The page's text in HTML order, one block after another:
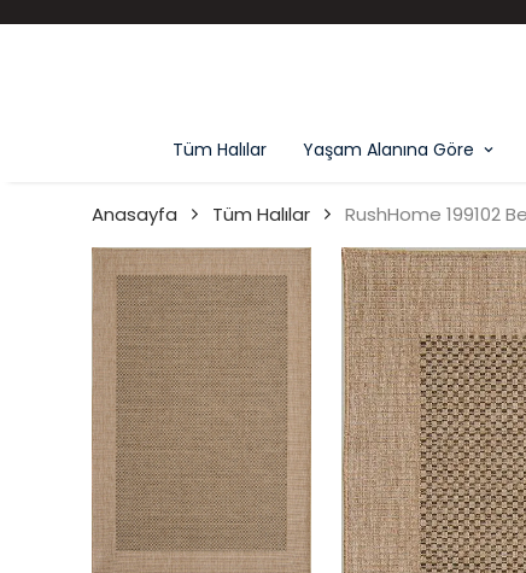
Tüm Halılar Yaşam Alanına Göre
Anasayfa Tüm Halılar RushHome 199102